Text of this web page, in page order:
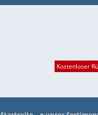
Kostenloser